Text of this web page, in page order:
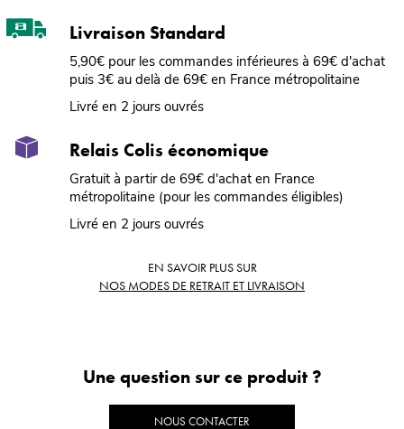
Livraison Standard
5,90€ pour les commandes inférieures à 69€ d'achat
puis 3€ au delà de 69€ en France métropolitaine
Livré en 2 jours ouvrés
Relais Colis économique
Gratuit à partir de 69€ d'achat en France
métropolitaine (pour les commandes éligibles)
Livré en 2 jours ouvrés
EN SAVOIR PLUS SUR
NOS MODES DE RETRAIT ET LIVRAISON
Une question sur ce produit ?
NOUS CONTACTER